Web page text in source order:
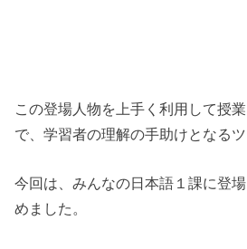
この登場人物を上手く利用して授
で、学習者の理解の手助けとなるツ
今回は、みんなの日本語１課に登
めました。